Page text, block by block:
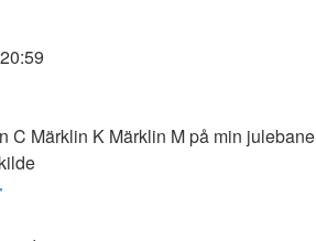
C Märklin K Märklin M på min julebane